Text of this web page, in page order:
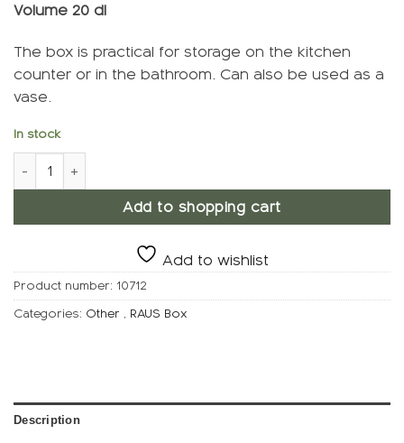
Volume 20 dl
The box is practical for storage on the kitchen
counter or in the bathroom. Can also be used as a
vase.
In stock
RAUS Box, White quantity
Add to shopping cart
Add to wishlist
Product number: 10712
Categories: Other , RAUS Box
Description